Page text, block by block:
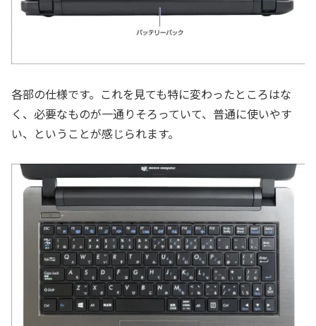
各部の仕様です。これを見ても特に変わったところはな
く、必要なものが一通りそろっていて、普通に使いやす
い、ということが感じられます。